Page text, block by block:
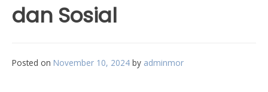
dan Sosial
Posted on November 10, 2024 by adminmor